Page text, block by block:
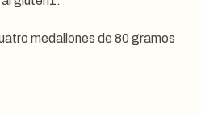
medallones de 80 gramos